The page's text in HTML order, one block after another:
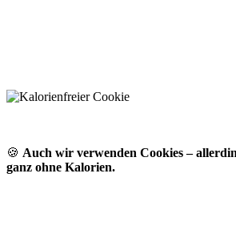
🍪 Auch wir verwenden Cookies –
ganz ohne Kalorien.